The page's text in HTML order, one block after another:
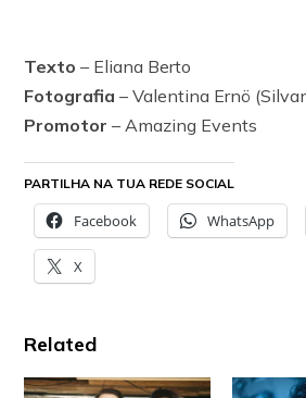
Texto – Eliana Berto
Fotografia – Valentina Ernö
Promotor – Amazing Events
PARTILHA NA TUA REDE SOCIAL
Facebook WhatsApp
X
Related